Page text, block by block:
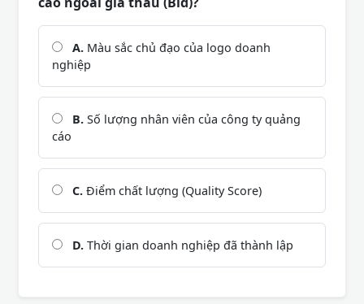
A. Màu sắc chủ đạo của logo doanh
nghiệp
B. Số lượng nhân viên của công ty quảng
cáo
C. Điểm chất lượng (Quality Score)
D. Thời gian doanh nghiệp đã thành lập